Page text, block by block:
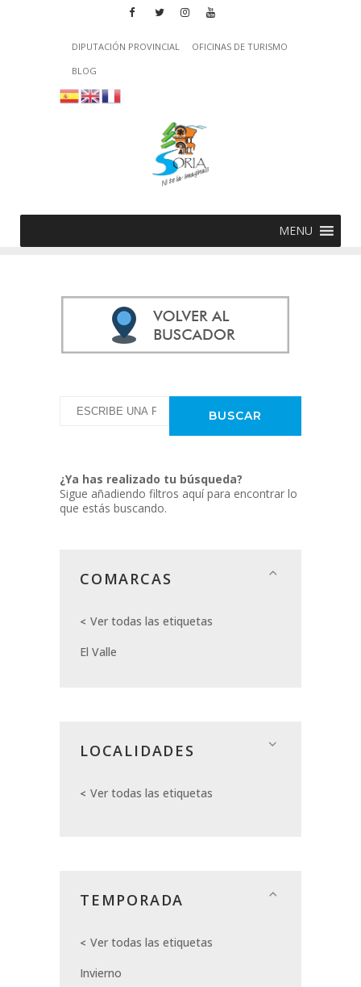
DIPUTACIÓN PROVINCIAL
OFICINAS DE TURISMO
BLOG
MENU
¿Ya has realizado tu búsqueda?
Sigue añadiendo filtros aquí para encontrar lo
que estás buscando.
COMARCAS
Ver todas las etiquetas
El Valle
LOCALIDADES
Ver todas las etiquetas
TEMPORADA
Ver todas las etiquetas
Invierno